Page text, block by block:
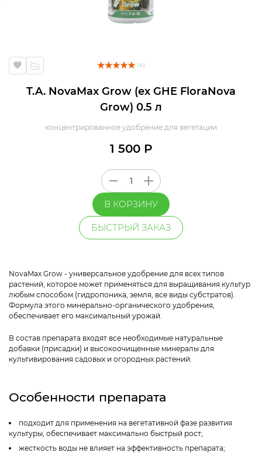
( 3 )
T.A. NovaMax Grow (ex GHE FloraNova
Grow) 0.5 л
концентрированное удобрение для вегетации
1 500 Р
В КОРЗИНУ
БЫСТРЫЙ ЗАКАЗ
NovaMax Grow - универсальное удобрение для всех типов
растений, которое может применяться для выращивания культур
любым способом (гидропоника, земля, все виды субстратов).
Формула этого минерально-органического удобрения,
обеспечивает его максимальный урожай.
В состав препарата входят все необходимые натуральные
добавки (присадки) и высокоочищенные минералы для
культивирования садовых и огородных растений.
Особенности препарата
подходит для применения на вегетативной фазе развития
культуры, обеспечивает максимально быстрый рост;
жесткость воды не влияет на эффективность препарата;